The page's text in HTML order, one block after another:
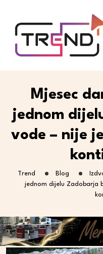
Mjesec
jednom
vode – nije
Trend Blog
jednom dijelu Zadobarja